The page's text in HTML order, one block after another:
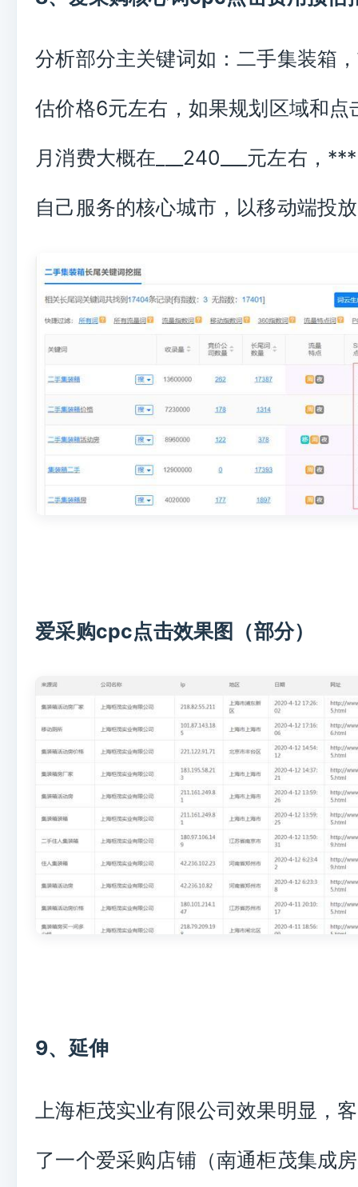
分析部分主关键词如：二手集装箱
估价格6元左右，如果规划区域和点
月消费大概在___240___元左右，
自己服务的核心城市，以移动端投
爱采购cpc点击效果图（部分）
9、 延伸
上海柜茂实业有限公司效果明显，
了一个爱采购店铺（南通柜茂集成